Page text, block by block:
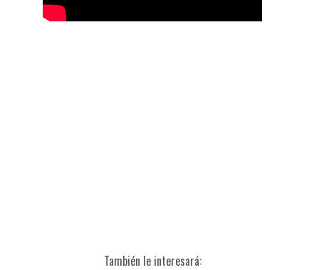
También le interesará: